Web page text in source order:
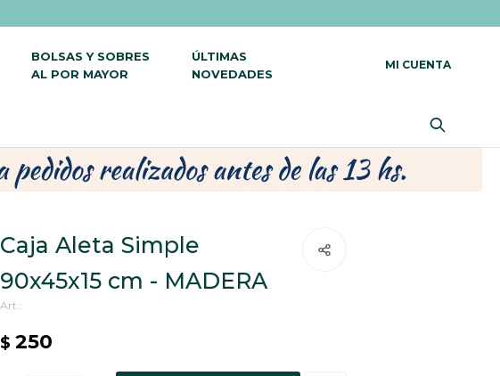
BOLSAS Y SOBRES
AL POR MAYOR
ÚLTIMAS
NOVEDADES
Caja Aleta Simple
90x45x15 cm - MADERA
$ 250